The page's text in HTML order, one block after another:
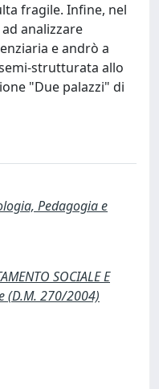
fragile. Infine, nel
analizzare
e andrò a
strutturata allo
"Due palazzi" di
Pedagogia e
SOCIALE E
(D.M. 270/2004)